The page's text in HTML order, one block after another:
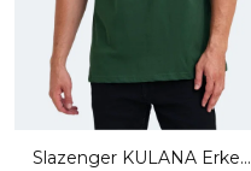
Slazenger KULANA Erkek